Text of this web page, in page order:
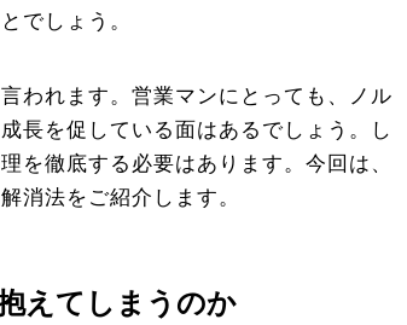
でしょう。
言われます。営業マンにとっても、ノル
長を促している面はあるでしょう。し
を徹底する必要はあります。今回は、
消法をご紹介します。
えてしまうのか